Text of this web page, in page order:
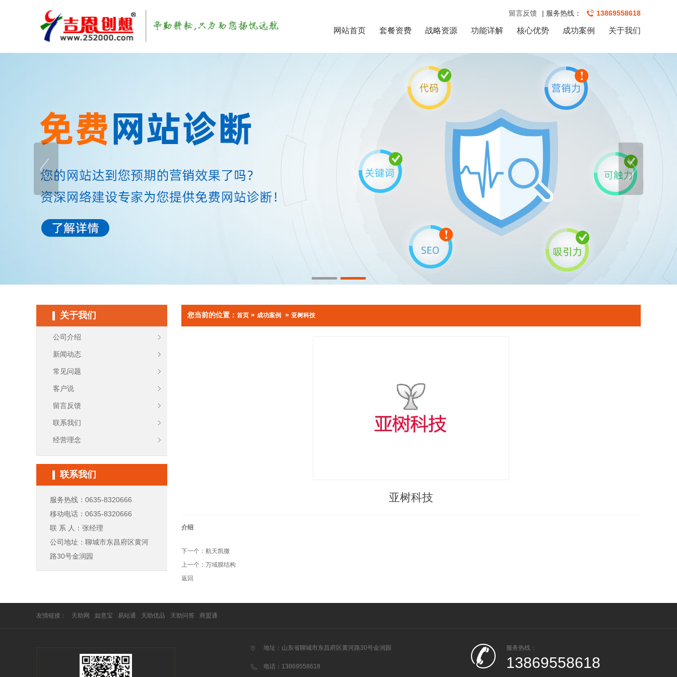
留言反馈 | 服务热线： 13869558618
网站首页 套餐资费 战略资源 功能详解 核心优势 成功案例 关于我们
关于我们
公司介绍
新闻动态
常见问题
客户说
留言反馈
联系我们
经营理念
联系我们
服务热线：0635-8320666
移动电话：0635-8320666
联 系 人：张经理
公司地址：聊城市东昌府区黄河
路30号金润园
您当前的位置： 首页 » 成功案例 » 亚树科技
亚树科技
介绍
下一个： 航天凯撒
上一个： 万域膜结构
返回
友情链接： 天助网 如意宝 易站通 天助优品 天助问答 商盟通
地址：山东省聊城市东昌府区黄河路30号金润园
电话：13869558618
服务热线：
13869558618